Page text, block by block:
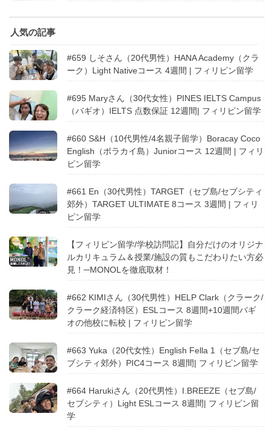
人気の記事
#659 しそさん（20代男性）HANA Academy（クラ
ーク）Light Nativeコース 4週間 | フィリピン留学
#695 Maryさん（30代女性）PINES IELTS Campus
（バギオ）IELTS 点数保証 12週間| フィリピン留学
#660 S&H（10代男性/4名親子留学）Boracay Coco
English（ボラカイ島）Juniorコース 12週間 | フィリ
ピン留学
#661 En（30代男性）TARGET（セブ島/セブシティ
郊外）TARGET ULTIMATE 8コース 3週間 | フィリ
ピン留学
【フィリピン留学/学校訪問記】自分だけのオリジナ
ルカリキュラム＆授業/施設の質もこだわりたい方必
見！─MONOLを徹底取材！
#662 KIMIさん（30代男性）HELP Clark（クラーク/
クラーク経済特区）ESLコース 8週間+10週間バギ
オの他校に転校 | フィリピン留学
#663 Yuka（20代女性）English Fella 1（セブ島/セ
ブシティ郊外）PIC4コース 8週間| フィリピン留学
#664 Harukiさん（20代男性）I.BREEZE（セブ島/
セブシティ）Light ESLコース 8週間| フィリピン留
学